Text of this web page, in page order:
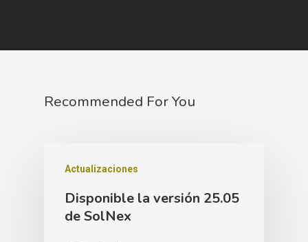
Recommended For You
Actualizaciones
Disponible la versión 25.05
de SolNex